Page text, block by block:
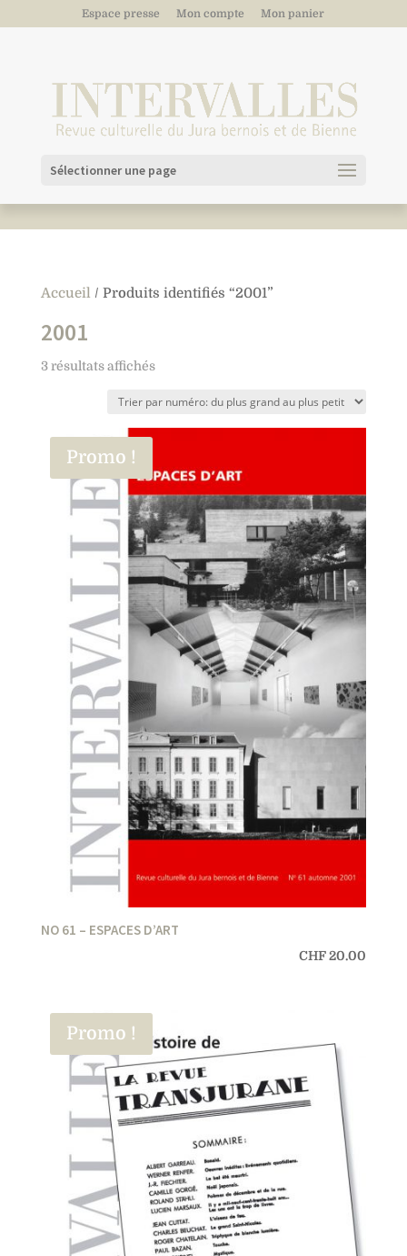
Espace presse Mon compte Mon panier
Sélectionner une page
Accueil/ Produits identifiés “2001”
2001
3 résultats affichés
Promo !
NO 61 – ESPACES D’ART
CHF20.00
Promo !